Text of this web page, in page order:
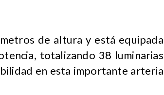
de altura y está equipada
totalizando 38 luminarias
en esta importante arteria